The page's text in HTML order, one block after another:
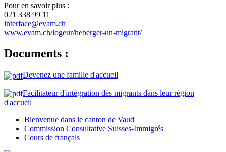
Pour en savoir plus :
021 338 99 11
interface@evam.ch
www.evam.ch/logeur/heberger-un-migrant/
Documents :
Devenez une famille d'accueil
Facilitateur d'intégration des migrants dans leur région
d'accueil
Bienvenue dans le canton de Vaud
Commission Consultative Suisses-Immigrés
Cours de français